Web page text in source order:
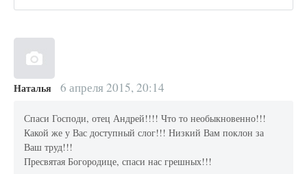
Наталья 6 апреля 2015, 20:14
Спаси Господи, отец Андрей!!!! Что то необыкновенно!!!
Какой же у Вас доступный слог!!! Низкий Вам поклон за
Ваш труд!!!
Пресвятая Богородице, спаси нас грешных!!!